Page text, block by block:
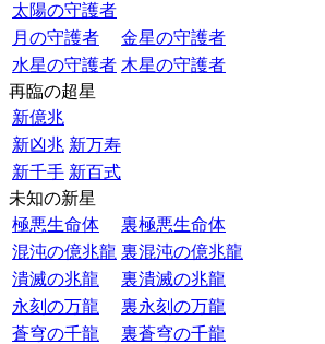
太陽の守護者
月の守護者
金星の守護者
水星の守護者 木星の守護者
再臨の超星
新億兆
新凶兆 新万寿
新千手 新百式
未知の新星
極悪生命体
裏極悪生命体
混沌の億兆龍 裏混沌の億兆龍
潰滅の兆龍
裏潰滅の兆龍
永刻の万龍
裏永刻の万龍
蒼穹の千龍
裏蒼穹の千龍